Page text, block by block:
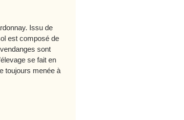
Issu de
est composé de
sont
se fait en
toujours menée à